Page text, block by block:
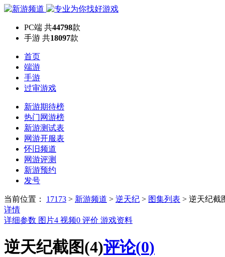
PC端 共44798款
手游 共18097款
首页
端游
手游
过审游戏
新游期待榜
热门网游榜
新游测试表
网游开服表
怀旧频道
网游评测
新游预约
发号
当前位置： 17173 > 新游频道 > 逆天纪 > 图集列表 > 逆天纪截
详情
详细参数 图片4 视频0 评价 游戏资料
逆天纪截图(4)评论(0)